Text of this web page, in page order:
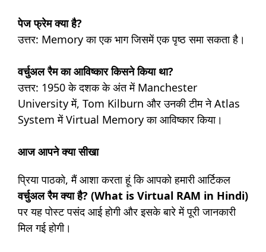
पेज फ्रेम क्या है?
उत्तर: Memory का एक भाग जिसमें एक पृष्ठ समा सकता है।
वर्चुअल रैम का आविष्कार किसने किया था?
उत्तर: 1950 के दशक के अंत में Manchester
University में, Tom Kilburn और उनकी टीम ने Atlas
System में Virtual Memory का आविष्कार किया।
आज आपने क्या सीखा
प्रिया पाठको, मैं आशा करता हूं कि आपको हमारी आर्टिकल
वर्चुअल रैम क्या है? (What is Virtual RAM in Hindi)
पर यह पोस्ट पसंद आई होगी और इसके बारे में पूरी जानकारी
मिल गई होगी।